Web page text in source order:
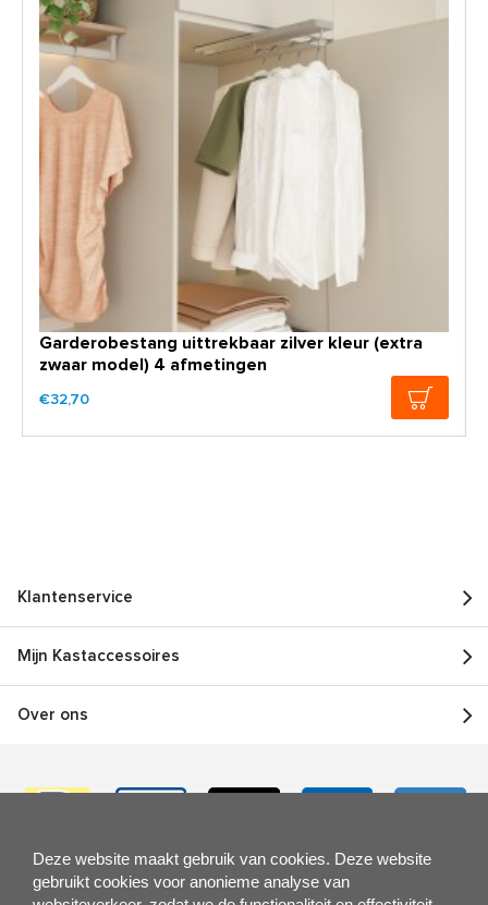
Deze website maakt gebruik van cookies. Deze website
gebruikt cookies voor anonieme analyse van
Garderobestang uittrekbaar zilver kleur (extra
zwaar model) 4 afmetingen
€32,70
Klantenservice
Mijn Kastaccessoires
Over ons